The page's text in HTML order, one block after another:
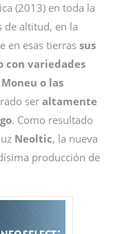
(2013) en toda la
de altitud, en la
en esas tierras sus
con variedades
o las
ser altamente
. Como resultado
Neoltic, la nueva
producción de